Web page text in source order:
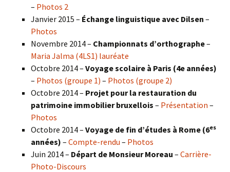
– Photos 2
Janvier 2015 – Échange linguistique avec Dilsen –
Photos
Novembre 2014 – Championnats d’orthographe–
Maria Jalma (4LS1) lauréate
Octobre 2014 – Voyage scolaire à Paris (4e années)
– Photos (groupe 1) – Photos (groupe 2)
Octobre 2014 – Projet pour la restauration du
patrimoine immobilier bruxellois – Présentation –
Photos
Octobre 2014 – Voyage de fin d’études à Rome (6es
années) – Compte-rendu – Photos
Juin 2014 – Départ de Monsieur Moreau – Carrière-
Photo-Discours